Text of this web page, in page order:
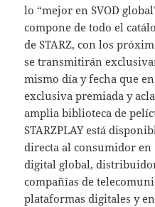
lo “mejor en SVOD
compone de todo el
de STARZ, con los
se transmitirán
mismo día y fecha que
exclusiva premiada y
amplia biblioteca de
STARZPLAY está
directa al consumidor en
digital global,
compañías de
plataformas digitales y